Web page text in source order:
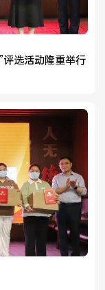
选活动隆重举行